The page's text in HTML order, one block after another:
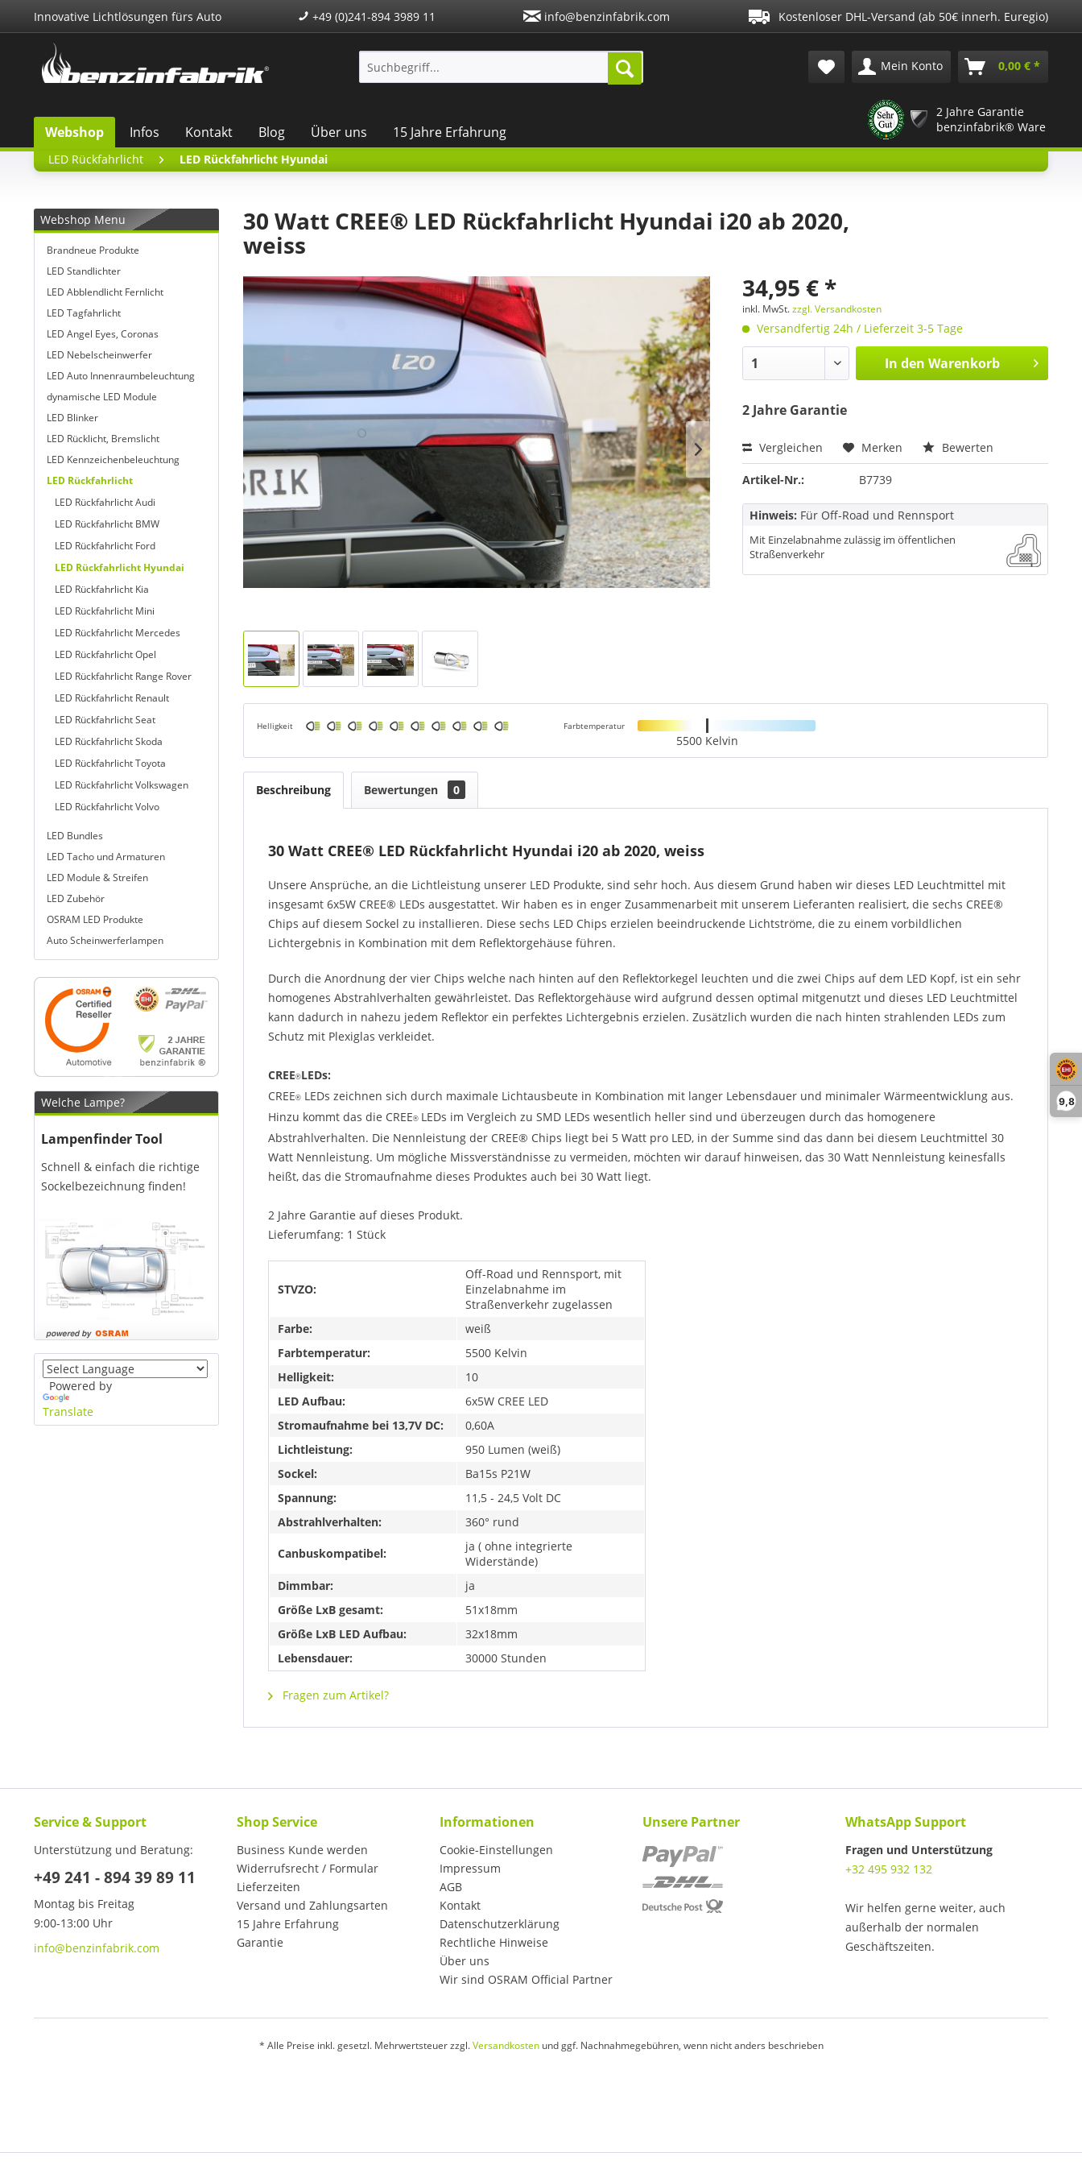
9,8
Innovative Lichtlösungen fürs Auto +49 (0)241-894 3989 11 info@benzinfabrik.com Kostenloser DHL-Versand (ab 50€ innerh. Euregio)
Mein Konto 0,00 € *
Webshop Infos Kontakt Blog Über uns 15 Jahre Erfahrung
2 Jahre Garantie
benzinfabrik® Ware
LED Rückfahrlicht LED Rückfahrlicht Hyundai
Webshop Menu
Brandneue Produkte
LED Standlichter
LED Abblendlicht Fernlicht
LED Tagfahrlicht
LED Angel Eyes, Coronas
LED Nebelscheinwerfer
LED Auto Innenraumbeleuchtung
dynamische LED Module
LED Blinker
LED Rücklicht, Bremslicht
LED Kennzeichenbeleuchtung
LED Rückfahrlicht
LED Rückfahrlicht Audi
LED Rückfahrlicht BMW
LED Rückfahrlicht Ford
LED Rückfahrlicht Hyundai
LED Rückfahrlicht Kia
LED Rückfahrlicht Mini
LED Rückfahrlicht Mercedes
LED Rückfahrlicht Opel
LED Rückfahrlicht Range Rover
LED Rückfahrlicht Renault
LED Rückfahrlicht Seat
LED Rückfahrlicht Skoda
LED Rückfahrlicht Toyota
LED Rückfahrlicht Volkswagen
LED Rückfahrlicht Volvo
LED Bundles
LED Tacho und Armaturen
LED Module & Streifen
LED Zubehör
OSRAM LED Produkte
Auto Scheinwerferlampen
Welche Lampe?
Lampenfinder Tool
Schnell & einfach die richtige
Sockelbezeichnung finden!
Powered by
Translate
30 Watt CREE® LED Rückfahrlicht Hyundai i20 ab 2020,
weiss
34,95 € *
inkl. MwSt.zzgl. Versandkosten
Versandfertig 24h / Lieferzeit 3-5 Tage
In den Warenkorb
2 Jahre Garantie
Vergleichen Merken Bewerten
Artikel-Nr.: B7739
Hinweis: Für Off-Road und Rennsport
Mit Einzelabnahme zulässig im öffentlichen
Straßenverkehr
Helligkeit Farbtemperatur
5500 Kelvin
Beschreibung Bewertungen 0
30 Watt CREE® LED Rückfahrlicht Hyundai i20 ab 2020, weiss
Unsere Ansprüche, an die Lichtleistung unserer LED Produkte, sind sehr hoch. Aus diesem Grund haben wir dieses LED Leuchtmittel mit
insgesamt 6x5W CREE® LEDs ausgestattet. Wir haben es in enger Zusammenarbeit mit unserem Lieferanten realisiert, die sechs CREE®
Chips auf diesem Sockel zu installieren. Diese sechs LED Chips erzielen beeindruckende Lichtströme, die zu einem vorbildlichen
Lichtergebnis in Kombination mit dem Reflektorgehäuse führen.
Durch die Anordnung der vier Chips welche nach hinten auf den Reflektorkegel leuchten und die zwei Chips auf dem LED Kopf, ist ein sehr
homogenes Abstrahlverhalten gewährleistet. Das Reflektorgehäuse wird aufgrund dessen optimal mitgenutzt und dieses LED Leuchtmittel
kann dadurch in nahezu jedem Reflektor ein perfektes Lichtergebnis erzielen. Zusätzlich wurden die nach hinten strahlenden LEDs zum
Schutz mit Plexiglas verkleidet.
CREE®LEDs:
CREE® LEDs zeichnen sich durch maximale Lichtausbeute in Kombination mit langer Lebensdauer und minimaler Wärmeentwicklung aus.
Hinzu kommt das die CREE® LEDs im Vergleich zu SMD LEDs wesentlich heller sind und überzeugen durch das homogenere
Abstrahlverhalten. Die Nennleistung der CREE® Chips liegt bei 5 Watt pro LED, in der Summe sind das dann bei diesem Leuchtmittel 30
Watt Nennleistung. Um mögliche Missverständnisse zu vermeiden, möchten wir darauf hinweisen, das 30 Watt Nennleistung keinesfalls
heißt, das die Stromaufnahme dieses Produktes auch bei 30 Watt liegt.
2 Jahre Garantie auf dieses Produkt.
Lieferumfang: 1 Stück
STVZO:
Off-Road und Rennsport, mit
Einzelabnahme im
Straßenverkehr zugelassen
Farbe:
weiß
Farbtemperatur:
5500 Kelvin
Helligkeit:
10
LED Aufbau:
6x5W CREE LED
Stromaufnahme bei 13,7V DC:
0,60A
Lichtleistung:
950 Lumen (weiß)
Sockel:
Ba15s P21W
Spannung:
11,5 - 24,5 Volt DC
Abstrahlverhalten:
360° rund
Canbuskompatibel:
ja ( ohne integrierte
Widerstände)
Dimmbar:
ja
Größe LxB gesamt:
51x18mm
Größe LxB LED Aufbau:
32x18mm
Lebensdauer:
30000 Stunden
Fragen zum Artikel?
Service & Support
Unterstützung und Beratung:
+49 241 - 894 39 89 11
Montag bis Freitag
9:00-13:00 Uhr
info@benzinfabrik.com
Shop Service
Business Kunde werden
Widerrufsrecht / Formular
Lieferzeiten
Versand und Zahlungsarten
15 Jahre Erfahrung
Garantie
Informationen
Cookie-Einstellungen
Impressum
AGB
Kontakt
Datenschutzerklärung
Rechtliche Hinweise
Über uns
Wir sind OSRAM Official Partner
Unsere Partner WhatsApp Support
Fragen und Unterstützung
+32 495 932 132
Wir helfen gerne weiter, auch
außerhalb der normalen
Geschäftszeiten.
* Alle Preise inkl. gesetzl. Mehrwertsteuer zzgl.Versandkostenund ggf. Nachnahmegebühren, wenn nicht anders beschrieben